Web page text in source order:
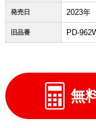
発売日 2023年
旧品番 PD-
無